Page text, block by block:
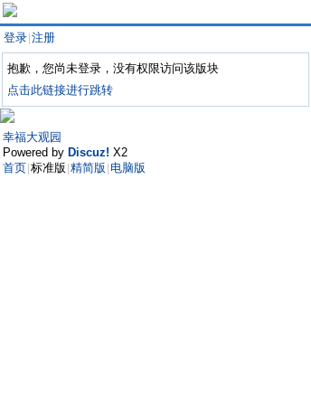
登录 注册
抱歉，您尚未登录，没有权限访问该版块
点击此链接进行跳转
幸福大观园
Powered by Discuz! X2
首页 标准版 精简版 电脑版